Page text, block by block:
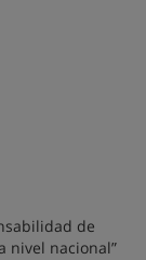
de
nivel nacional”